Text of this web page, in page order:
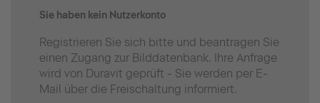
Sie haben kein Nutzerkonto
Registrieren Sie sich bitte und beantragen Sie
einen Zugang zur Bilddatenbank. Ihre Anfrage
wird von Duravit geprüft - Sie werden per E-
Mail über die Freischaltung informiert.